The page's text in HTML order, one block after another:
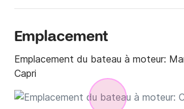
Emplacement
Emplacement du bateau à moteur:
Capri